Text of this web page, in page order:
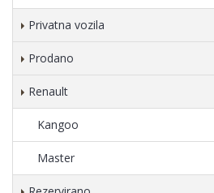
Privatna vozila
Prodano
Renault
Kangoo
Master